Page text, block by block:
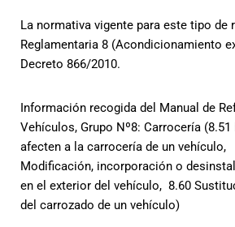
La normativa vigente para este tipo de
Reglamentaria 8 (Acondicionamiento
Decreto 866/2010.
Información recogida del Manual de
Vehículos, Grupo Nº8: Carrocería
afecten a la carrocería de un
Modificación, incorporación o
en el exterior del vehículo, 8.60
del carrozado de un vehículo)